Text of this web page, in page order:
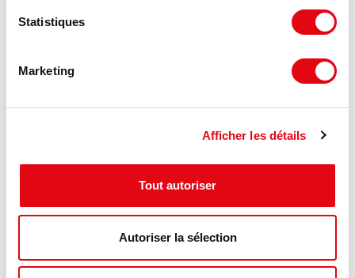
Statistiques
Marketing
Afficher les détails
Tout autoriser
Autoriser la sélection
Location Commerces BLOIS